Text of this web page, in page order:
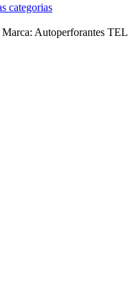
categorias
Autoperforantes TEL